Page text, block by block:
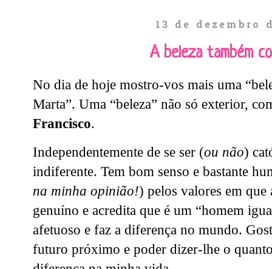
13 de dezembro
A beleza também
No dia de hoje mostro-vos mais uma
Marta”. Uma “beleza” não só exterior,
Francisco.
Independentemente de se ser (ou não)
indiferente. Tem bom senso e bastante
na minha opinião!) pelos valores em
genuíno e acredita que é um “homem
afetuoso e faz a diferença no mundo.
futuro próximo e poder dizer-lhe o